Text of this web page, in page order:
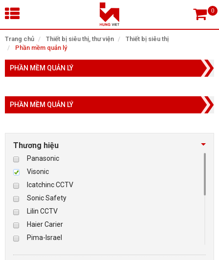
Trang chủ Thiết bị siêu thị, thư viện
Thiết bị siêu thị
Phần mềm quản lý
PHẦN MỀM QUẢN LÝ
PHẦN MỀM QUẢN LÝ
Thương hiệu
Panasonic
Visonic
Icatchinc CCTV
Sonic Safety
Lilin CCTV
Haier Carier
Pima-Israel
×
Tìm theo danh mục
TRANG CHỦ
THIẾT BỊ SIÊU THỊ, THƯ VIỆN
CAMERA GIÁM SÁT
BÁO ĐỘNG, BÁO CHÁY